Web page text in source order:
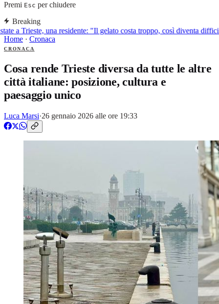
Premi Esc per chiudere
Breaking
a Trieste, una residente: "Il gelato costa troppo, così diventa
Home · Cronaca
CRONACA
Cosa rende Trieste diversa da tutte le altre
città italiane: posizione, cultura e
paesaggio unico
Luca Marsi·26 gennaio 2026 alle ore 19:33